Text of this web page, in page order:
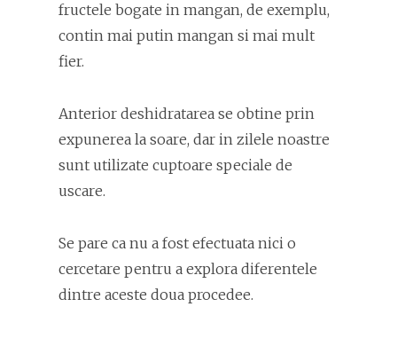
fructele bogate in mangan, de exemplu,
contin mai putin mangan si mai mult
fier.
Anterior deshidratarea se obtine prin
expunerea la soare, dar in zilele noastre
sunt utilizate cuptoare speciale de
uscare.
Se pare ca nu a fost efectuata nici o
cercetare pentru a explora diferentele
dintre aceste doua procedee.